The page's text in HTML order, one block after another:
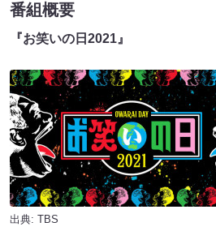
番組概要
『お笑いの日2021』
出典: TBS